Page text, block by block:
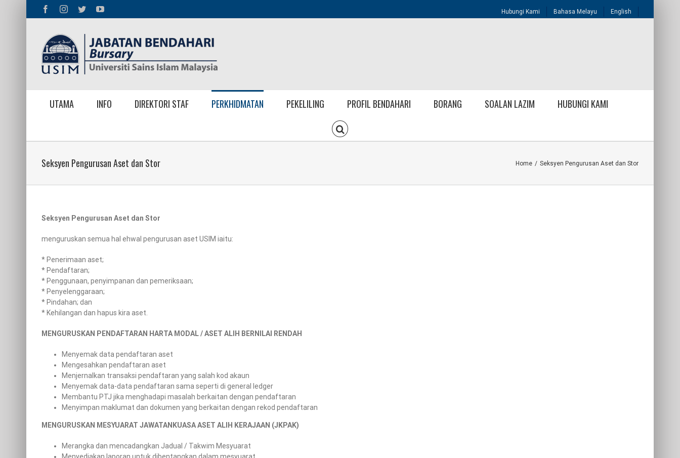
FacebookInstagram
TwitterYouTube Hubungi Kami Bahasa Melayu English
UTAMA INFO DIREKTORI STAF PERKHIDMATAN PEKELILING PROFIL BENDAHARI BORANG SOALAN LAZIM HUBUNGI KAMI
Seksyen Pengurusan Aset dan Stor Home / Seksyen Pengurusan Aset dan Stor
Seksyen Pengurusan Aset dan Stor
menguruskan semua hal ehwal pengurusan aset USIM iaitu:
* Penerimaan aset;
* Pendaftaran;
* Penggunaan, penyimpanan dan pemeriksaan;
* Penyelenggaraan;
* Pindahan; dan
* Kehilangan dan hapus kira aset.
MENGURUSKAN PENDAFTARAN HARTA MODAL / ASET ALIH BERNILAI RENDAH
Menyemak data pendaftaran aset
Mengesahkan pendaftaran aset
Menjernalkan transaksi pendaftaran yang salah kod akaun
Menyemak data-data pendaftaran sama seperti di general ledger
Membantu PTJ jika menghadapi masalah berkaitan dengan pendaftaran
Menyimpan maklumat dan dokumen yang berkaitan dengan rekod pendaftaran
MENGURUSKAN MESYUARAT JAWATANKUASA ASET ALIH KERAJAAN (JKPAK)
Merangka dan mencadangkan Jadual / Takwim Mesyuarat